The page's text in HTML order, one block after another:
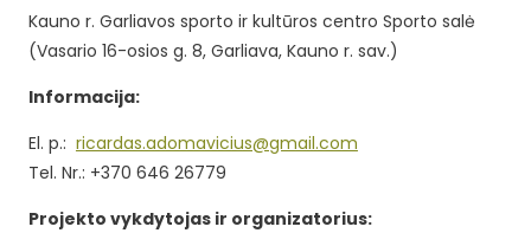
Kauno r. Garliavos sporto ir kultūros centro Sporto salė
(Vasario 16-osios g. 8, Garliava, Kauno r. sav.)
Informacija:
El. p.: ricardas.adomavicius@gmail.com
Tel. Nr.: +370 646 26779
Projekto vykdytojas ir organizatorius: